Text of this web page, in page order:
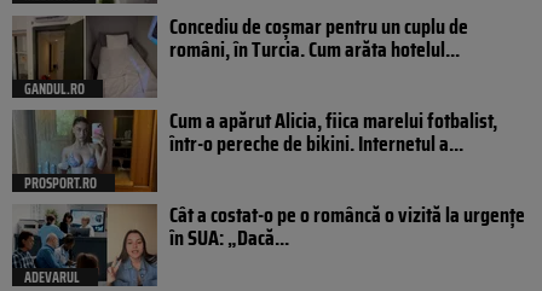
GANDUL.RO
Concediu de coșmar pentru un cuplu de
români, în Turcia. Cum arăta hotelul...
PROSPORT.RO
Cum a apărut Alicia, fiica marelui fotbalist,
într-o pereche de bikini. Internetul a...
ADEVARUL
Cât a costat-o pe o româncă o vizită la urgențe
în SUA: „Dacă...